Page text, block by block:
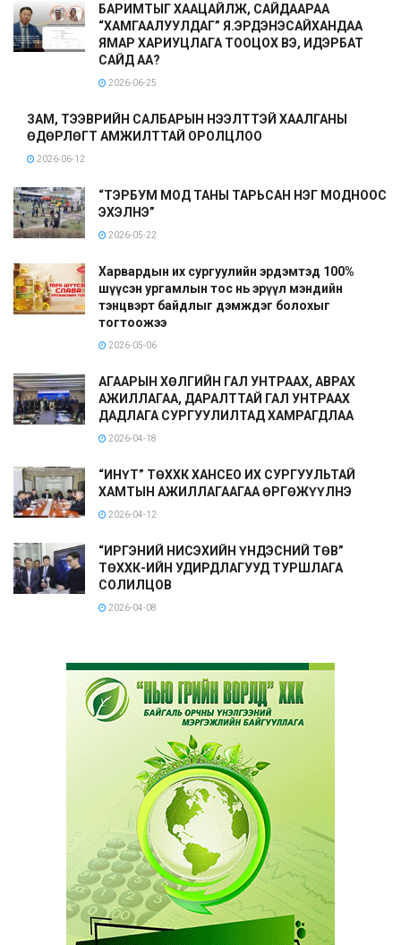
БАРИМТЫГ ХААЦАЙЛЖ, САЙДААРАА
“ХАМГААЛУУЛДАГ” Я.ЭРДЭНЭСАЙХАНДАА
ЯМАР ХАРИУЦЛАГА ТООЦОХ ВЭ, ИДЭРБАТ
САЙД АА?
2026-06-25
ЗАМ, ТЭЭВРИЙН САЛБАРЫН НЭЭЛТТЭЙ ХААЛГАНЫ
ӨДӨРЛӨГТ АМЖИЛТТАЙ ОРОЛЦЛОО
2026-06-12
“ТЭРБУМ МОД ТАНЫ ТАРЬСАН НЭГ МОДНООС
ЭХЭЛНЭ”
2026-05-22
Харвардын их сургуулийн эрдэмтэд 100%
шүүсэн ургамлын тос нь эрүүл мэндийн
тэнцвэрт байдлыг дэмждэг болохыг
тогтоожээ
2026-05-06
АГААРЫН ХӨЛГИЙН ГАЛ УНТРААХ, АВРАХ
АЖИЛЛАГАА, ДАРАЛТТАЙ ГАЛ УНТРААХ
ДАДЛАГА СУРГУУЛИЛТАД ХАМРАГДЛАА
2026-04-18
“ИНҮТ” ТӨХХК ХАНСЕО ИХ СУРГУУЛЬТАЙ
ХАМТЫН АЖИЛЛАГААГАА ӨРГӨЖҮҮЛНЭ
2026-04-12
“ИРГЭНИЙ НИСЭХИЙН ҮНДЭСНИЙ ТӨВ”
ТӨХХК-ИЙН УДИРДЛАГУУД ТУРШЛАГА
СОЛИЛЦОВ
2026-04-08